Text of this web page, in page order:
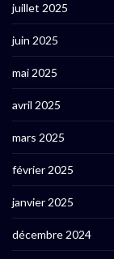
juillet 2025
juin 2025
mai 2025
avril 2025
mars 2025
février 2025
janvier 2025
décembre 2024